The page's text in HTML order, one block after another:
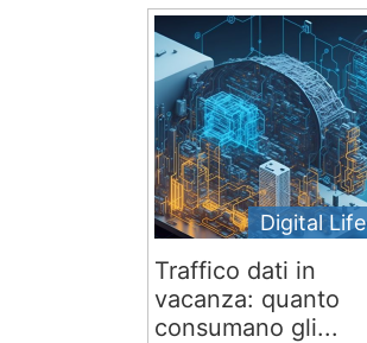
Digital Life
Traffico dati in
vacanza: quanto
consumano gli...